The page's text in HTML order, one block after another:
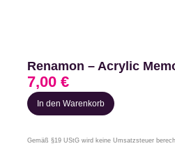
Renamon – Acrylic
In den Warenkorb
7,00 €
Gemäß §19 UStG wird keine Umsatzsteuer